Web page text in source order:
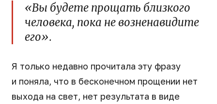
«Вы будете прощать близкого
человека, пока не возненавидите
его».
Я только недавно прочитала эту фразу
и поняла, что в бесконечном прощении нет
выхода на свет, нет результата в виде